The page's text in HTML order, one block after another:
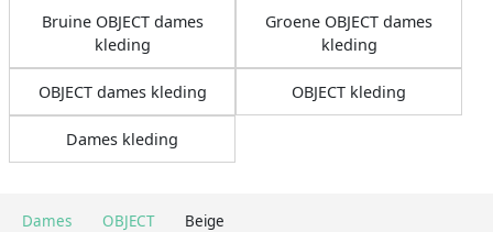
Dames OBJECT Beige
Bruine OBJECT dames
kleding
Groene OBJECT dames
kleding
OBJECT dames kleding OBJECT kleding
Dames kleding